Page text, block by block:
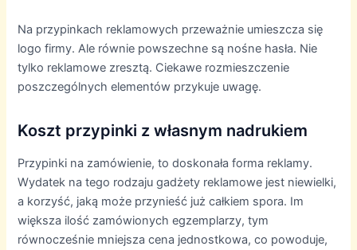
Na przypinkach reklamowych przeważnie umieszcza się
logo firmy. Ale równie powszechne są nośne hasła. Nie
tylko reklamowe zresztą. Ciekawe rozmieszczenie
poszczególnych elementów przykuje uwagę.
Koszt przypinki z własnym nadrukiem
Przypinki na zamówienie, to doskonała forma reklamy.
Wydatek na tego rodzaju gadżety reklamowe jest niewielki,
a korzyść, jaką może przynieść już całkiem spora. Im
większa ilość zamówionych egzemplarzy, tym
równocześnie mniejsza cena jednostkowa, co powoduje,